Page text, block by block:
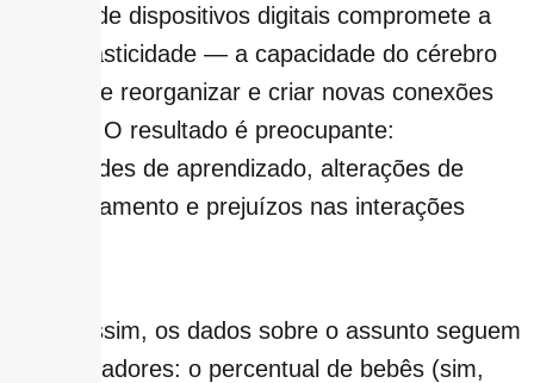
crônico de dispositivos digitais compromete a
neuroplasticidade — a capacidade do cérebro
infantil de reorganizar e criar novas conexões
neurais. O resultado é preocupante:
dificuldades de aprendizado, alterações de
comportamento e prejuízos nas interações
Ainda assim, os dados sobre o assunto seguem
desanimadores: o percentual de bebês (sim,